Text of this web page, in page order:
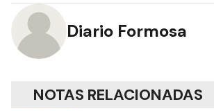
Diario Formosa
NOTAS RELACIONADAS